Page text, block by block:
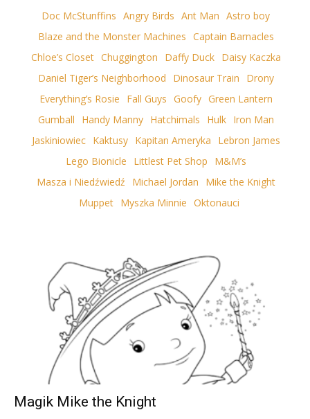
Doc McStunffins Angry Birds Ant Man Astro boy
Blaze and the Monster Machines Captain Barnacles
Chloe’s Closet Chuggington Daffy Duck
Daisy Kaczka
Daniel Tiger’s Neighborhood
Dinosaur Train
Drony
Everything’s Rosie
Fall Guys Goofy Green Lantern
Gumball
Handy Manny Hatchimals Hulk
Iron Man
Jaskiniowiec
Kaktusy Kapitan Ameryka
Lebron James
Lego Bionicle
Littlest Pet Shop
M&M’s
Masza i Niedźwiedź
Michael Jordan
Mike the Knight
Muppet Myszka Minnie Oktonauci
Magik Mike the Knight